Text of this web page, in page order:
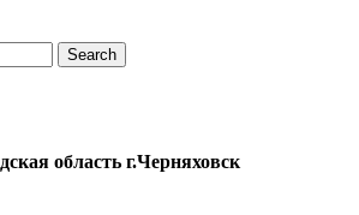
область г.Черняховск